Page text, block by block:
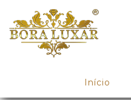
Início